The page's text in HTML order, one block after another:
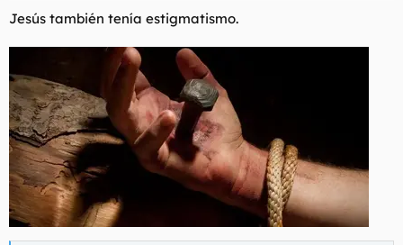
Jesús también tenía estigmatismo.